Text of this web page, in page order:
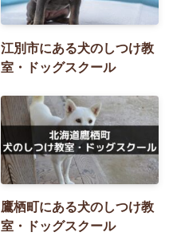
江別市にある犬のしつけ教
室・ドッグスクール
鷹栖町にある犬のしつけ教
室・ドッグスクール